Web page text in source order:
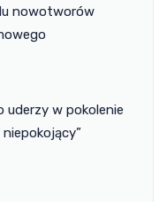
nowotworów
uderzy w pokolenie